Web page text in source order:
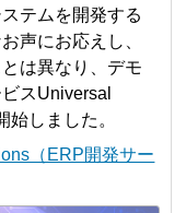
テムを開発する
声にお応えし、
は異なり、デモ
スUniversal
しました。
（ERP開発サー